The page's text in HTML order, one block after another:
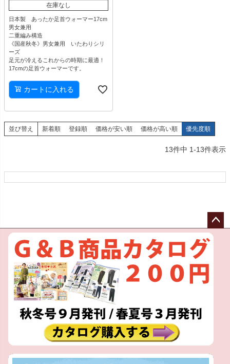
在庫なし
日本製 あったか足首ウォーマー17cm
男女兼用
二重編み構造
《国産秋冬》男女兼用 いたわりシリ
ーズ
足元が冷えるこれからの時期に最適！
17cmの足首ウォーマーです。
カートに入れる
並び替え 新着順 登録順 価格が安い順 価格が高い順 優先度順
13件中 1-13件表示
ペー
へ